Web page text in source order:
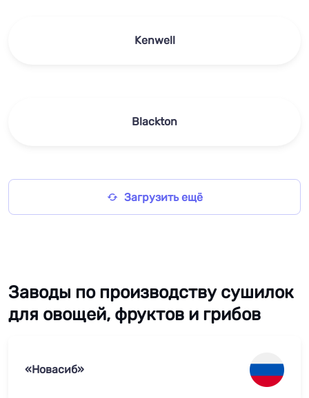
Kenwell
Blackton
Загрузить ещё
Заводы по производству сушилок
для овощей, фруктов и грибов
«Новасиб»